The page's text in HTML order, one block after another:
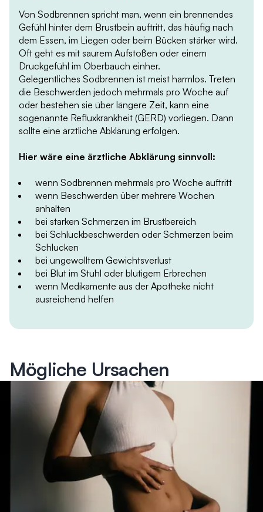
Von Sodbrennen spricht man, wenn ein brennendes
Gefühl hinter dem Brustbein auftritt, das häufig nach
dem Essen, im Liegen oder beim Bücken stärker wird.
Oft geht es mit saurem Aufstoßen oder einem
Druckgefühl im Oberbauch einher.
Gelegentliches Sodbrennen ist meist harmlos. Treten
die Beschwerden jedoch mehrmals pro Woche auf
oder bestehen sie über längere Zeit, kann eine
sogenannte Refluxkrankheit (GERD) vorliegen. Dann
sollte eine ärztliche Abklärung erfolgen.
Hier wäre eine ärztliche Abklärung sinnvoll:
wenn Sodbrennen mehrmals pro Woche auftritt
wenn Beschwerden über mehrere Wochen
anhalten
bei starken Schmerzen im Brustbereich
bei Schluckbeschwerden oder Schmerzen beim
Schlucken
bei ungewolltem Gewichtsverlust
bei Blut im Stuhl oder blutigem Erbrechen
wenn Medikamente aus der Apotheke nicht
ausreichend helfen
Mögliche Ursachen